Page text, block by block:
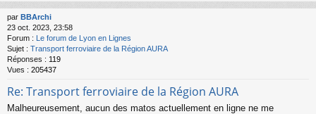
par BBArchi
23 oct. 2023, 23:58
Forum : Le forum de Lyon en Lignes
Sujet : Transport ferroviaire de la Région AURA
Réponses : 119
Vues : 205437
Re: Transport ferroviaire de la Région AURA
Malheureusement, aucun des matos actuellement en ligne ne me